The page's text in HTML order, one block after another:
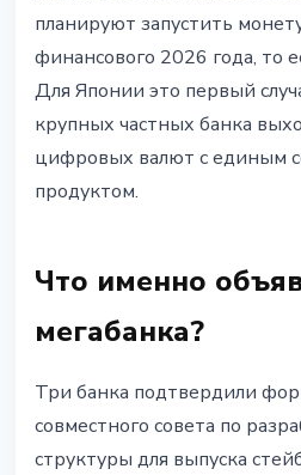
стейблкоина:
SMBC
10 июня 2026 г.3 мин чтения
Наталия Дорофеева
планируют запустить
финансового 2026 года, то
Для Японии это первый
крупных частных банка
цифровых валют с единым
продуктом.
Что именно
мегабанка?
Три банка подтвердили
совместного совета по
структуры для выпуска